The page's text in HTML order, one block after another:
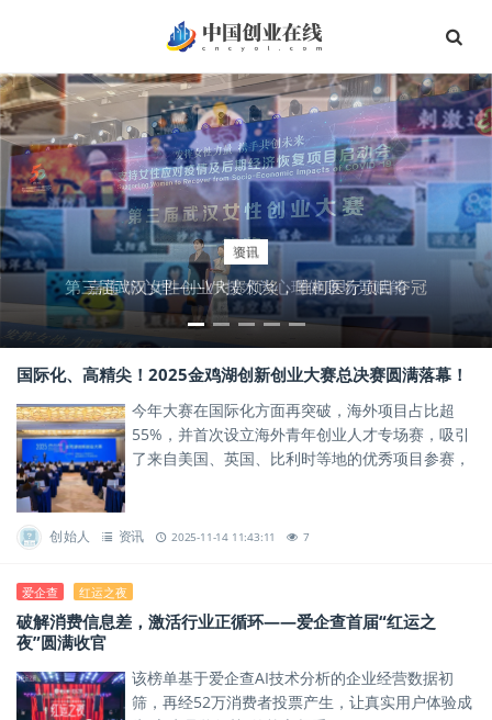
项目
第三届武汉女性创业大赛颁奖，唯柯医疗项目夺冠
资讯
嘉莲VR心理——VR技术为心理健康场景赋能
国际化、高精尖！2025金鸡湖创新创业大赛总决赛圆满落幕！
今年大赛在国际化方面再突破，海外项目占比超
55%，并首次设立海外青年创业人才专场赛，吸引
了来自美国、英国、比利时等地的优秀项目参赛，
创始人 资讯 2025-11-14 11:43:11 7
爱企查 红运之夜
破解消费信息差，激活行业正循环——爱企查首届“红运之
夜”圆满收官
该榜单基于爱企查AI技术分析的企业经营数据初
筛，再经52万消费者投票产生，让真实用户体验成